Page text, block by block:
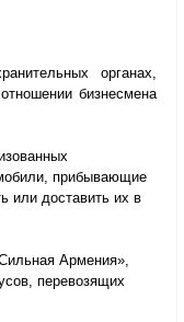
органах,
бизнесмена
прибывающие
или доставить их в
Армения»,
перевозящих